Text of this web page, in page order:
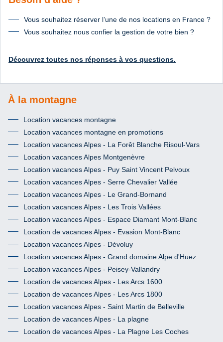
Vous souhaitez réserver l’une de nos locations en France ?
Vous souhaitez nous confier la gestion de votre bien ?
Découvrez toutes nos réponses à vos questions.
À la montagne
Location vacances montagne
Location vacances montagne en promotions
Location vacances Alpes - La Forêt Blanche Risoul-Vars
Location vacances Alpes Montgenèvre
Location vacances Alpes - Puy Saint Vincent Pelvoux
Location vacances Alpes - Serre Chevalier Vallée
Location vacances Alpes - Le Grand-Bornand
Location vacances Alpes - Les Trois Vallées
Location vacances Alpes - Espace Diamant Mont-Blanc
Location de vacances Alpes - Evasion Mont-Blanc
Location vacances Alpes - Dévoluy
Location vacances Alpes - Grand domaine Alpe d'Huez
Location vacances Alpes - Peisey-Vallandry
Location de vacances Alpes - Les Arcs 1600
Location de vacances Alpes - Les Arcs 1800
Location vacances Alpes - Saint Martin de Belleville
Location de vacances Alpes - La plagne
Location de vacances Alpes - La Plagne Les Coches